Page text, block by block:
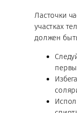
Ласточки
участках
должен